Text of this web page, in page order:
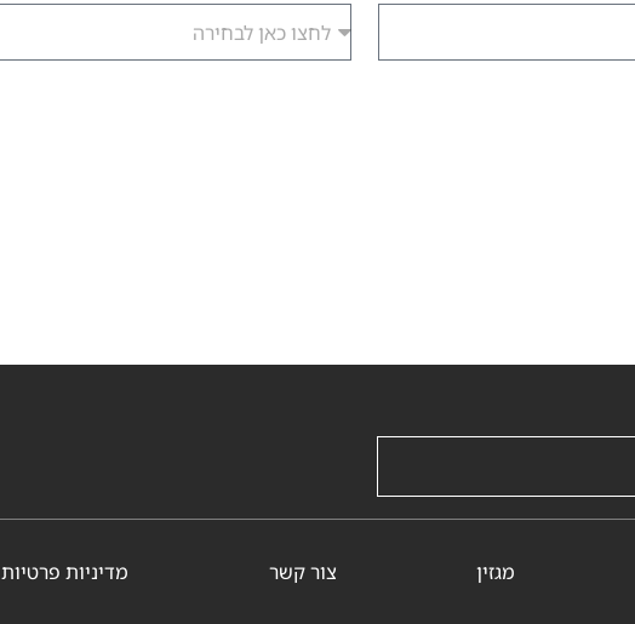
מגזין צור קשר מדיניות פרטיות